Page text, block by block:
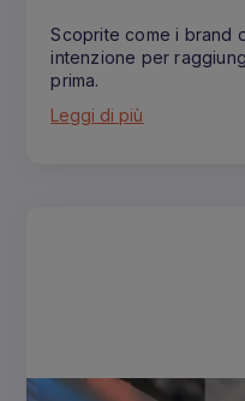
Scoprite come i brand
intenzione per
prima.
Leggi di più